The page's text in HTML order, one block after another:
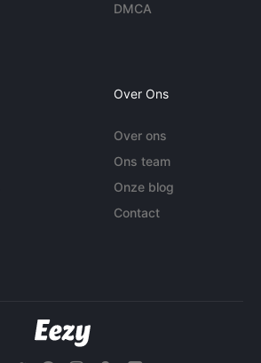
DMCA
Over Ons
Over ons
Ons team
Onze blog
Contact